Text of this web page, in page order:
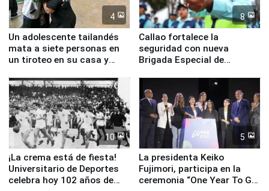
4
Un adolescente tailandés
mata a siete personas en
un tiroteo en su casa y
8
Callao fortalece la
seguridad con nueva
Brigada Especial de
equipamiento para
Serenazgo
10
¡La crema está de fiesta!
Universitario de Deportes
celebra hoy 102 años de
5
La presidenta Keiko
Fujimori, participa en la
ceremonia “One Year To Go